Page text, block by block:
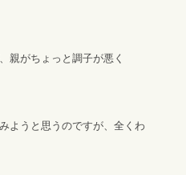
親がちょっと調子が悪く
ようと思うのですが、全くわ